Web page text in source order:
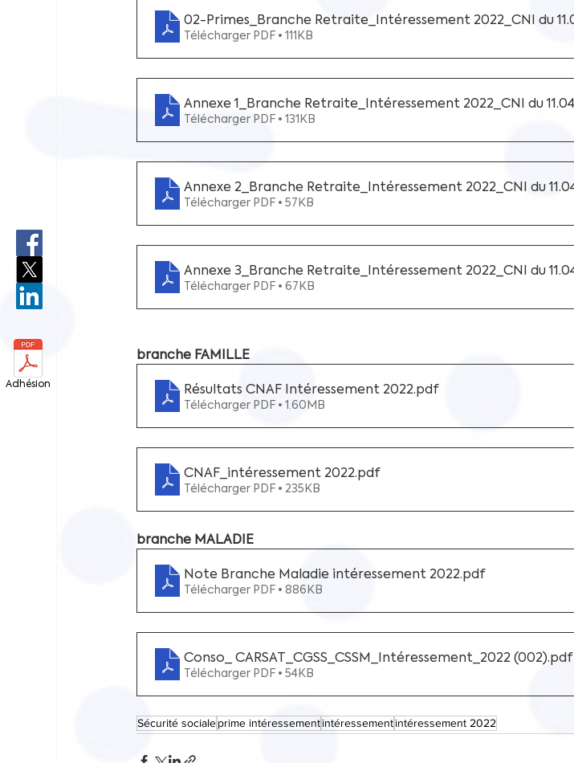
Adhésion
02-Primes_Branche Retraite_Intéressement 2022_CNI du
Télécharger PDF • 111KB
Annexe 1_Branche Retraite_Intéressement 2022_CNI du
Télécharger PDF • 131KB
Annexe 2_Branche Retraite_Intéressement 2022_CNI du
Télécharger PDF • 57KB
Annexe 3_Branche Retraite_Intéressement 2022_CNI du
Télécharger PDF • 67KB
branche FAMILLE
Résultats CNAF Intéressement 2022.pdf
Télécharger PDF • 1.60MB
CNAF_intéressement 2022.pdf
Télécharger PDF • 235KB
branche MALADIE
Note Branche Maladie intéressement 2022.pdf
Télécharger PDF • 886KB
Conso_ CARSAT_CGSS_CSSM_Intéressement_2022 (002).pdf
Télécharger PDF • 54KB
Sécurité socialeprime intéressementintéressementintéressement 2022